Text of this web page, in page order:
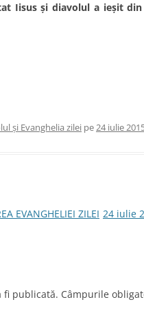
Iisus şi diavolul a ieşit
şi Evanghelia zilei pe24 iulie
EVANGHELIEI ZILEI 24 iulie
fi publicată. Câmpurile